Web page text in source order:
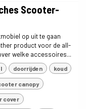
Scooter-
op uit te gaan
product voor de all-
welke accessoires...
doorrijden koud
canopy
cover